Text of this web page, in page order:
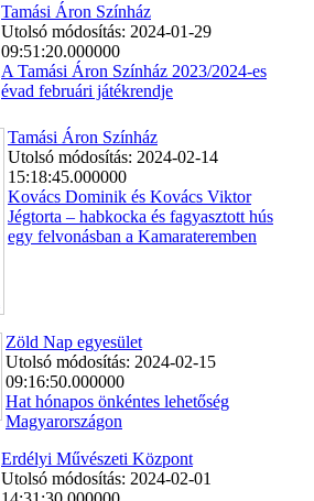
Tamási Áron Színház
Utolsó módosítás: 2024-01-29
09:51:20.000000
A Tamási Áron Színház 2023/2024-es
évad februári játékrendje
Tamási Áron Színház
Utolsó módosítás: 2024-02-14
15:18:45.000000
Kovács Dominik és Kovács Viktor
Jégtorta – habkocka és fagyasztott hús
egy felvonásban a Kamarateremben
Zöld Nap egyesület
Utolsó módosítás: 2024-02-15
09:16:50.000000
Hat hónapos önkéntes lehetőség
Magyarországon
Erdélyi Művészeti Központ
Utolsó módosítás: 2024-02-01